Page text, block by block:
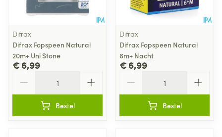
Difrax
Difrax Fopspeen Natural
20m+ Uni Stone
€ 6,99
Bestel
Difrax
Difrax Fopspeen Natural
6m+ Nacht
€ 6,99
Bestel